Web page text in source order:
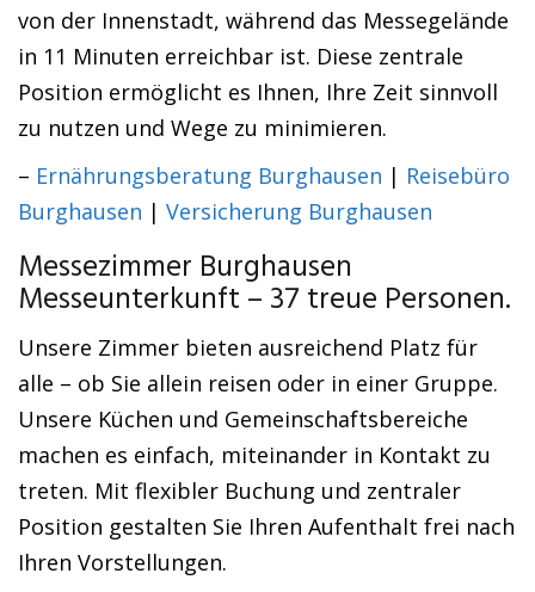
von der Innenstadt, während das Messegelände
in 11 Minuten erreichbar ist. Diese zentrale
Position ermöglicht es Ihnen, Ihre Zeit sinnvoll
zu nutzen und Wege zu minimieren.
– Ernährungsberatung Burghausen | Reisebüro
Burghausen | Versicherung Burghausen
Messezimmer Burghausen
Messeunterkunft – 37 treue Personen.
Unsere Zimmer bieten ausreichend Platz für
alle – ob Sie allein reisen oder in einer Gruppe.
Unsere Küchen und Gemeinschaftsbereiche
machen es einfach, miteinander in Kontakt zu
treten. Mit flexibler Buchung und zentraler
Position gestalten Sie Ihren Aufenthalt frei nach
Ihren Vorstellungen.